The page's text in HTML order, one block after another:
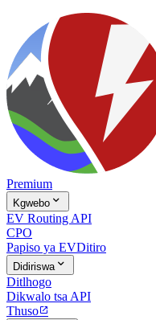
Premium
Kgwebo 
EV Routing API
CPO
Papiso ya EVDitiro
Didiriswa 
Ditlhogo
Dikwalo tsa API
Thuso